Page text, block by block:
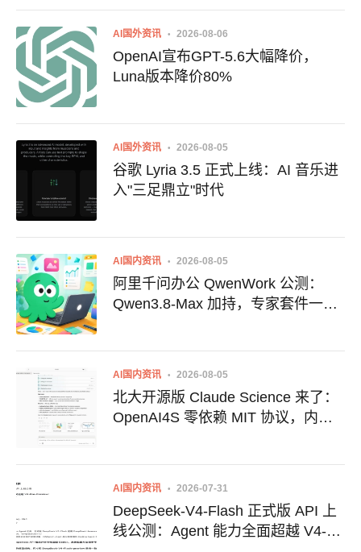
AI国外资讯 2026-08-06
OpenAI宣布GPT-5.6大幅降价，
Luna版本降价80%
AI国外资讯 2026-08-05
谷歌 Lyria 3.5 正式上线：AI 音乐进
入"三足鼎立"时代
AI国内资讯 2026-08-05
阿里千问办公 QwenWork 公测：
Qwen3.8-Max 加持，专家套件一口
AI国内资讯 2026-08-05
北大开源版 Claude Science 来了：
OpenAI4S 零依赖 MIT 协议，内置
AI国内资讯 2026-07-31
DeepSeek-V4-Flash 正式版 API 上
线公测：Agent 能力全面超越 V4-